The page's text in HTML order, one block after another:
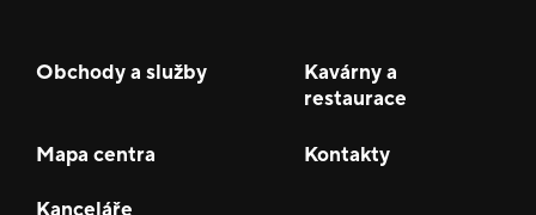
Obchody a služby
Kavárny a
restaurace
Mapa centra Kontakty